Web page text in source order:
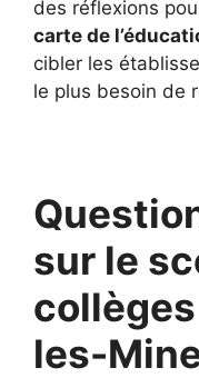
des réflexions
carte de
cibler les
le plus besoin de
sur le
les-